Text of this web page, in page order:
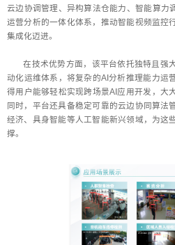
云边协调管理、异构算法仓能力、智能算力
运营分析的一体化体系，推动智能视频监控
集成化迈进。
在技术优势方面，该平台依托独特且强
动化运维体系，将复杂的AI分析推理能力运
得用户能够轻松实现跨场景AI应用开发，大
同时，平台还具备稳定可靠的云边协同算法
经济、具身智能等人工智能新兴领域，为这
撑。